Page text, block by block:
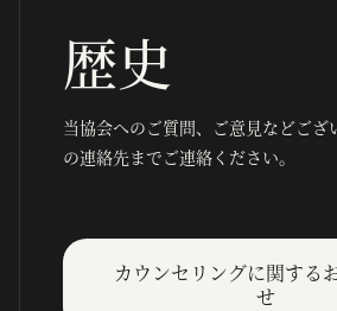
歴史
当協会へのご質問、ご意見などござ
の連絡先までご連絡ください。
カウンセリングに関する
せ